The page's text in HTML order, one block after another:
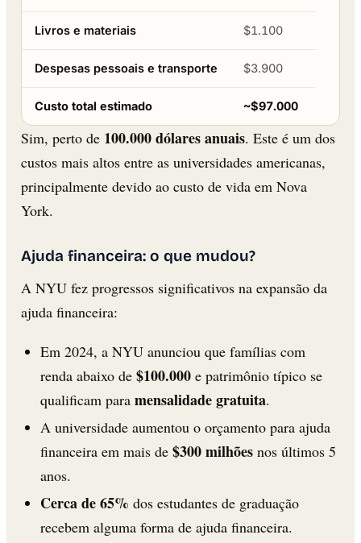
Livros e materiais $1.100
Despesas pessoais e transporte $3.900
Custo total estimado ~$97.000
Sim, perto de 100.000 dólares anuais. Este é um dos
custos mais altos entre as universidades americanas,
principalmente devido ao custo de vida em Nova
York.
Ajuda financeira: o que mudou?
A NYU fez progressos significativos na expansão da
ajuda financeira:
Em 2024, a NYU anunciou que famílias com
renda abaixo de $100.000e patrimônio típico se
qualificam para mensalidade gratuita.
A universidade aumentou o orçamento para ajuda
financeira em mais de $300 milhõesnos últimos 5
anos.
Cerca de 65% dos estudantes de graduação
recebem alguma forma de ajuda financeira.